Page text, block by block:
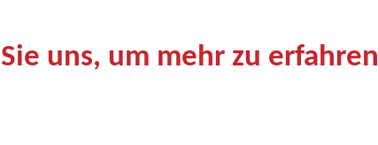
uns, um mehr zu erfahren